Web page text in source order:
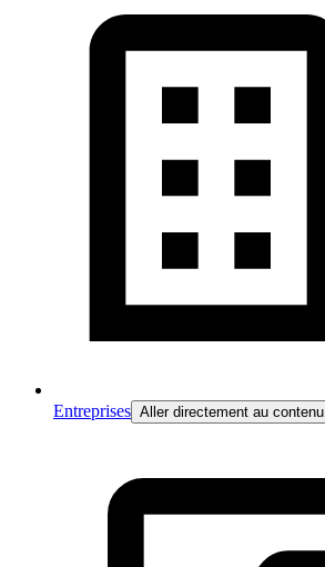
Entreprises Aller directement au contenu